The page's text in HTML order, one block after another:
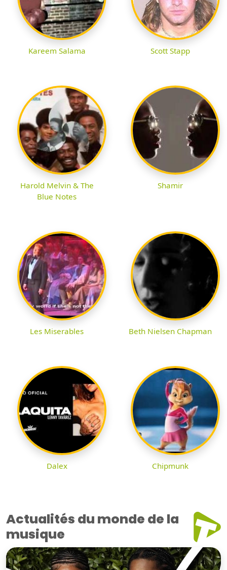
Kareem Salama Scott Stapp
Harold Melvin & The
Blue Notes
Shamir
Les Miserables Beth Nielsen Chapman
Dalex Chipmunk
Actualités du monde de la
musique